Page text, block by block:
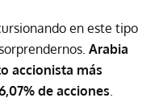
en este tipo
Arabia
accionista más
de acciones